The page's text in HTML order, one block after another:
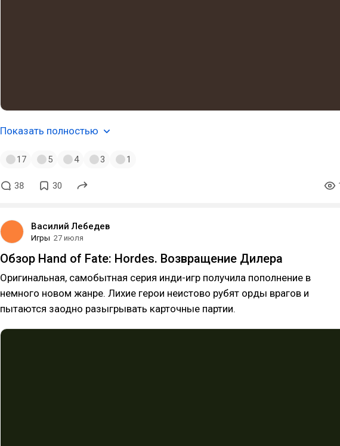
Показать полностью
17 5 4 3 1
38 30
Василий Лебедев
Игры 27 июля
Обзор Hand of Fate: Hordes. Возвращение Дилера
Оригинальная, самобытная серия инди-игр получила пополнение в
немного новом жанре. Лихие герои неистово рубят орды врагов и
пытаются заодно разыгрывать карточные партии.